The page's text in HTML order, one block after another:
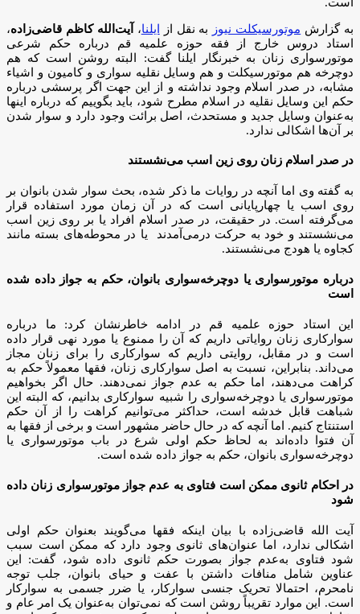
به گزارش موتورسیکلت نیوز به نقل از ایلنا، آیت‌الله کاظم قاضی‌زاده،
استاد دروس خارج از فقه حوزه علمیه قم درباره حکم شرعی
موتورسواری زنان به خبرنگار ایلنا گفت: البته روشن است که هم
دوچرخه هم موتورسیکلت و هم وسایل نقلیه سواری و کامیون و اشیاء
مشابه، در صدر اسلام وجود نداشته و از این جهت اگر پرسشی درباره
حکم این وسایل نقلیه در اسلام مطرح شود، باید بگوییم که درباره اینها
به‌عنوان وسایل جدید و مستحدث، اصل برائت وجود دارد و سوار شدن
بر آن‌ها اشکالی ندارد.
در صدر اسلام زنان روی زین اسب می‌نشستند
به گفته وی اما آنچه در روایات ما ذکر شده، بحث سوار شدن بانوان بر
روی اسب یا چهارپایانی است که در آن زمان مورد استفاده قرار
می‌گرفته است. در حقیقت، در صدر اسلام افراد یا بر روی زین اسب
می‌نشستند و خود به حرکت درمی‌آمدند یا در محوطه‌های بسته مانند
کجاوه یا هودج می‌نشستند.
درباره موتورسواری یا دوچرخه‌سواری بانوان، حکم به جواز داده شده
است
این استاد حوزه علمیه قم در ادامه خاطرنشان کرد: ما درباره
سوارکاری زنان روایاتی داریم که آن را ممنوع یا مورد نهی قرار داده
است و در مقابل، روایتی داریم که سوارکاری را برای زنان مجاز
می‌داند. بنابراین، نسبت به اصل سوارکاری زنان، فقها معمولاً حکم به
کراهت می‌دهند، اما حکم به‌ عدم جواز نمی‌دهند. حال اگر بخواهیم
موتورسواری یا دوچرخه‌سواری را شبیه سوارکاری بدانیم، که البته این
شباهت قابل خدشه است، حداکثر می‌توانیم کراهت را از آن حکم
استنتاج کنیم. اما آنچه که در حال حاضر مشهور است و برخی از فقها به
آن فتوا داده‌اند به لحاظ حکم اولی شرع در باب موتورسواری یا
دوچرخه‌سواری بانوان، حکم به جواز داده شده است.
در احکام ثانوی ممکن است فتاوی به‌ عدم جواز موتورسواری زنان داده
شود
آیت الله قاضی‌زاده با بیان اینکه فقها می‌گویند بعنوان حکم اولی
اشکالی ندارد، اما عنوان‌های ثانوی وجود دارد که ممکن است سبب
شود فتاوی به‌عدم جواز بصورت حکم ثانوی داده شود، گفت: این
عناوین شامل منافات داشتن با عفت و حیای بانوان، جلب توجه
نامحرم، احتمالا تحریک جنسی سوارکار، یا ضرر جسمی به سوارکار
است. این موارد تقریباً روشن است که نمی‌توان به‌عنوان یک امر عام و